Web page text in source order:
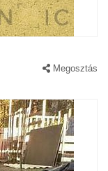
Megosztás